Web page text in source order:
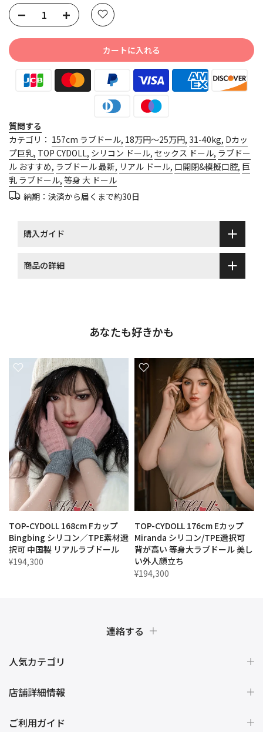
Selection will add to the price
カートに入れる
質問する
カテゴリ： 157cm ラブドール 18万円～25万円 31-40kg Dカッ
プ巨乳 TOP CYDOLL シリコン ドール セックス ドール ラブドー
ル おすすめ ラブドール 最新 リアル ドール 口開閉&模擬口腔 巨
乳 ラブドール 等身 大 ドール
納期：決済から届くまで約30日
購入ガイド
商品の詳細
あなたも好きかも
TOP-CYDOLL 168cm Fカップ
Bingbing シリコン／TPE素材選
択可 中国製 リアルラブドール
¥194,300
TOP-CYDOLL 176cm Eカップ
Miranda シリコン/TPE選択可
背が高い 等身大ラブドール 美し
い外人顔立ち
¥194,300
連絡する
人気カテゴリ
店舗詳細情報
ご利用ガイド